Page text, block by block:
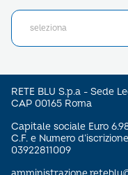
RETE BLU S.p.a - Sede
CAP 00165 Roma
Capitale sociale Euro
C.F. e Numero
03922811009